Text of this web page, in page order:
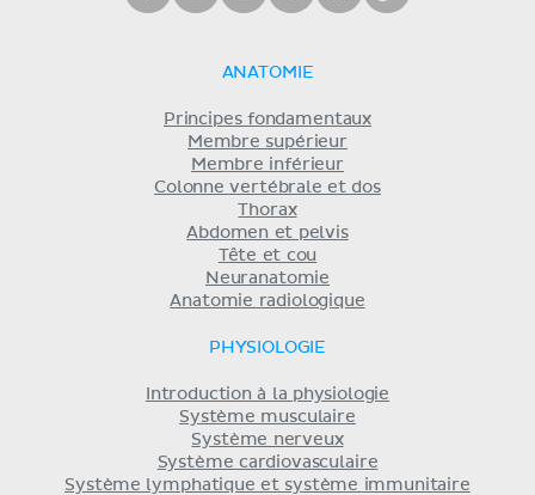
ANATOMIE
Principes fondamentaux
Membre supérieur
Membre inférieur
Colonne vertébrale et dos
Thorax
Abdomen et pelvis
Tête et cou
Neuranatomie
Anatomie radiologique
PHYSIOLOGIE
Introduction à la physiologie
Système musculaire
Système nerveux
Système cardiovasculaire
Système lymphatique et système immunitaire